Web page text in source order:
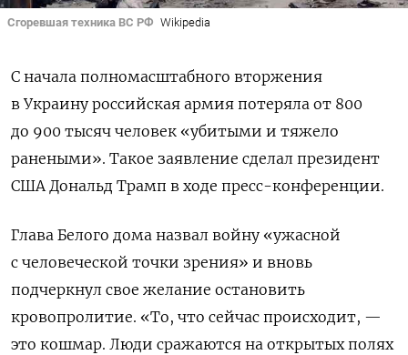
Сгоревшая техника ВС РФ Wikipedia
С начала полномасштабного вторжения
в Украину российская армия потеряла от 800
до 900 тысяч человек «убитыми и тяжело
ранеными». Такое заявление сделал президент
США Дональд Трамп в ходе пресс-конференции.
Глава Белого дома назвал войну «ужасной
с человеческой точки зрения» и вновь
подчеркнул свое желание остановить
кровопролитие. «То, что сейчас происходит, —
это кошмар. Люди сражаются на открытых полях